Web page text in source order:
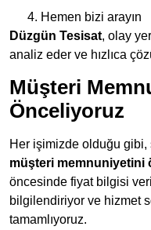
Hemen bizi arayın
Düzgün Tesisat, olay
analiz eder ve hızlıca
Müşteri
Önceliyoruz
Her işimizde olduğu gibi,
müşteri memnuniyetini
öncesinde fiyat bilgisi
bilgilendiriyor ve hizmet
tamamlıyoruz.